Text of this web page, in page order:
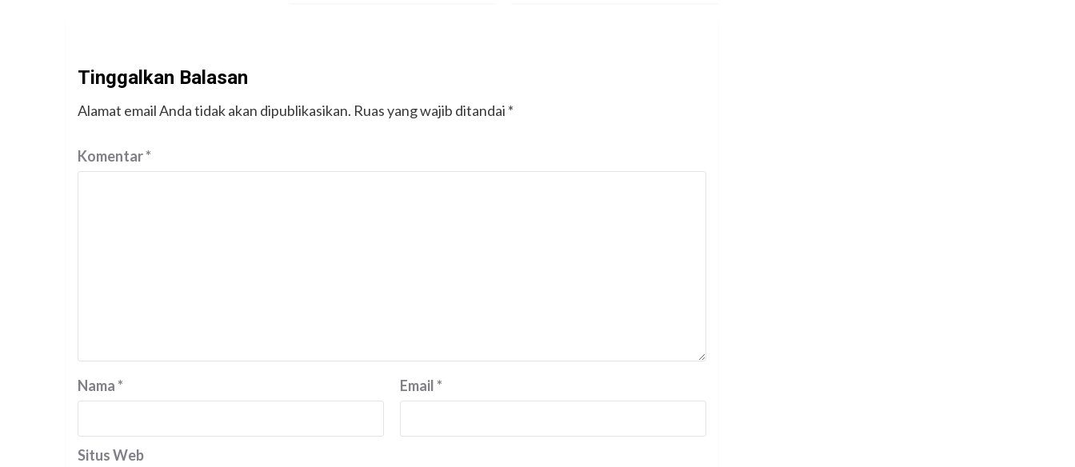
Tinggalkan Balasan
Alamat email Anda tidak akan dipublikasikan. Ruas yang wajib ditandai *
Komentar*
Nama* Email*
Situs Web